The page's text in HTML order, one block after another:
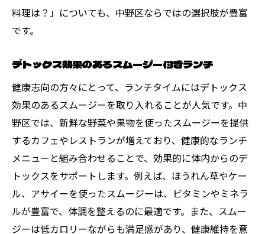
料理は？」についても、中野区ならではの選択肢が豊富
です。
デトックス効果のあるスムージー付きランチ
健康志向の方々にとって、ランチタイムにはデトックス
効果のあるスムージーを取り入れることが人気です。中
野区では、新鮮な野菜や果物を使ったスムージーを提供
するカフェやレストランが増えており、健康的なランチ
メニューと組み合わせることで、効果的に体内からのデ
トックスをサポートします。例えば、ほうれん草やケー
ル、アサイーを使ったスムージーは、ビタミンやミネラ
ルが豊富で、体調を整えるのに最適です。また、スムー
ジーは低カロリーながらも満足感があり、健康維持を意